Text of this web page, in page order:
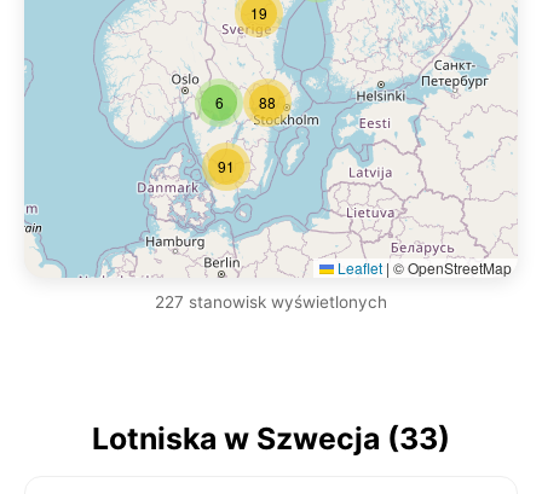
19
6 88
91
Leaflet | © OpenStreetMap
227 stanowisk wyświetlonych
Lotniska w Szwecja (33)